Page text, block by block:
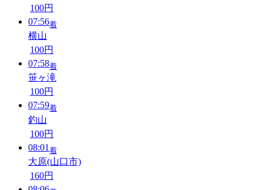
100円
07:56着
横山
100円
07:58着
笹ヶ滝
100円
07:59着
釣山
100円
08:01 着
大原(山口市)
160円